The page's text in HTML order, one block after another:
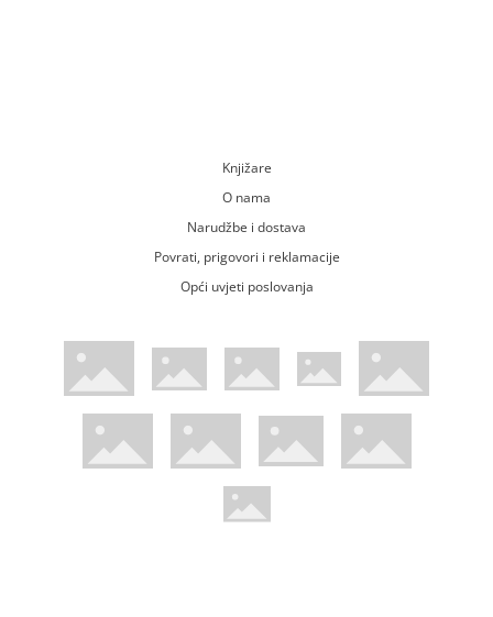
Knjižare
O nama
Narudžbe i dostava
Povrati, prigovori i reklamacije
Opći uvjeti poslovanja
WsPay web stranicaMaestro web stranicaMastercard web stranicaAmerican Express web stranica
Visa web stranica
Diners web stranicaTrustwave certificiranoMastercard sigurnosni kod web
Pci Dss certificirano
Verified by Visa web stranica